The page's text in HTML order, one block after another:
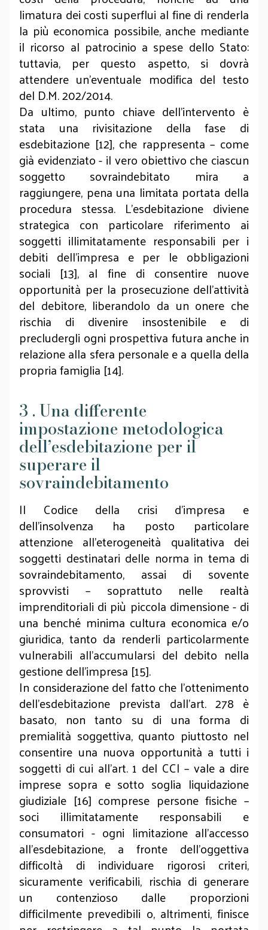
limatura dei costi superflui al fine di renderla
la più economica possibile, anche mediante
il ricorso al patrocinio a spese dello Stato:
tuttavia, per questo aspetto, si dovrà
attendere un’eventuale modifica del testo
del D.M. 202/2014.
Da ultimo, punto chiave dell’intervento è
stata una rivisitazione della fase di
esdebitazione [12], che rappresenta – come
già evidenziato - il vero obiettivo che ciascun
soggetto sovraindebitato mira a
raggiungere, pena una limitata portata della
procedura stessa. L’esdebitazione diviene
strategica con particolare riferimento ai
soggetti illimitatamente responsabili per i
debiti dell’impresa e per le obbligazioni
sociali [13], al fine di consentire nuove
opportunità per la prosecuzione dell’attività
del debitore, liberandolo da un onere che
rischia di divenire insostenibile e di
precludergli ogni prospettiva futura anche in
relazione alla sfera personale e a quella della
propria famiglia [14].
3 . Una differente
impostazione metodologica
dell’esdebitazione per il
superare il
sovraindebitamento
Il Codice della crisi d’impresa e
dell’insolvenza ha posto particolare
attenzione all’eterogeneità qualitativa dei
soggetti destinatari delle norma in tema di
sovraindebitamento, assai di sovente
sprovvisti – soprattuto nelle realtà
imprenditoriali di più piccola dimensione - di
una benché minima cultura economica e/o
giuridica, tanto da renderli particolarmente
vulnerabili all’accumularsi del debito nella
gestione dell’impresa [15].
In considerazione del fatto che l’ottenimento
dell’esdebitazione prevista dall’art. 278 è
basato, non tanto su di una forma di
premialità soggettiva, quanto piuttosto nel
consentire una nuova opportunità a tutti i
soggetti di cui all’art. 1 del CCI – vale a dire
imprese sopra e sotto soglia liquidazione
giudiziale [16] comprese persone fisiche –
soci illimitatamente responsabili e
consumatori - ogni limitazione all’accesso
all’esdebitazione, a fronte dell’oggettiva
difficoltà di individuare rigorosi criteri,
sicuramente verificabili, rischia di generare
un contenzioso dalle proporzioni
difficilmente prevedibili o, altrimenti, finisce